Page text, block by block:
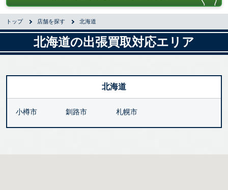
トップ 店舗を探す 北海道
北海道の出張買取対応エリア
北海道
小樽市 釧路市 札幌市